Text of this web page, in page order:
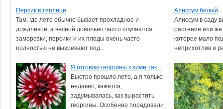
Персик в теплице
Там, где лето обычно бывает прохладное и
дождливое, а весной довольно часто случаются
заморозки, персики и их плоды очень часто
полностью не вызревают под...
Алиссум белый
Алиссум в саду
растение или же
которое мало
неприхотлив и
Я готовлю георгины к зиме так...
Быстро прошло лето, а я только
недавно, кажется,
задумывалась, как вырастить
георгины. Особенно порадовали